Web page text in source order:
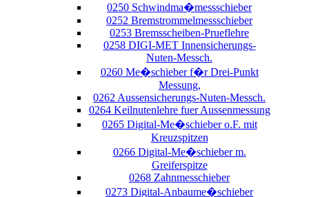
0250 Schwindma�messschieber
0252 Bremstrommelmessschieber
0253 Bremsscheiben-Prueflehre
0258 DIGI-MET Innensicherungs-
Nuten-Messch.
0260 Me�schieber f�r Drei-Punkt
Messung,
0262 Aussensicherungs-Nuten-Messch.
0264 Keilnutenlehre fuer Aussenmessung
0265 Digital-Me�schieber o.F. mit
Kreuzspitzen
0266 Digital-Me�schieber m.
Greiferspitze
0268 Zahnmesschieber
0273 Digital-Anbaume�schieber